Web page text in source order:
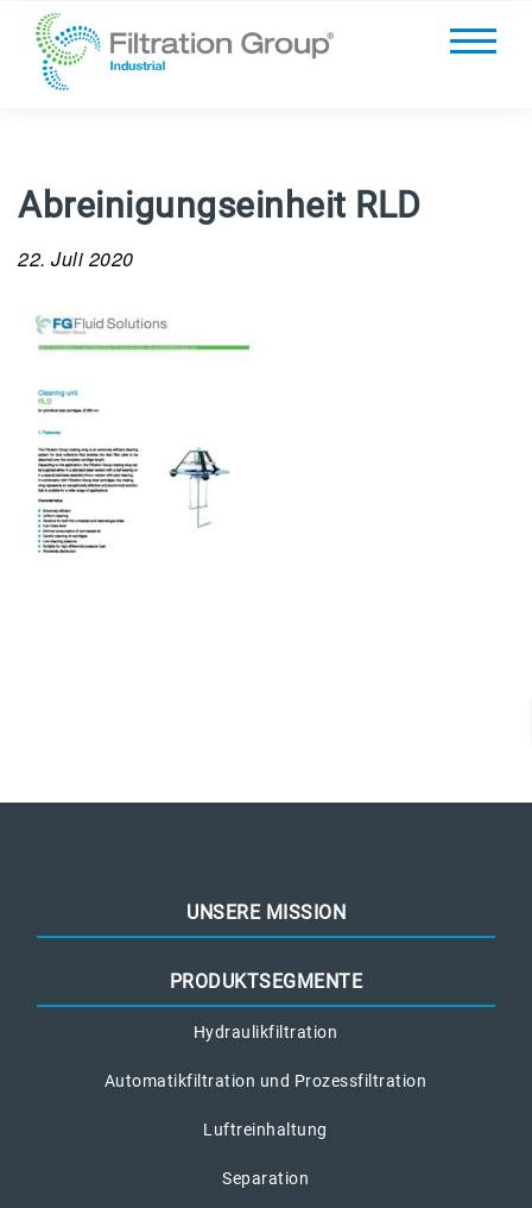
Abreinigungseinheit RLD
22. Juli 2020
UNSERE MISSION
PRODUKTSEGMENTE
Hydraulikfiltration
Automatikfiltration und Prozessfiltration
Luftreinhaltung
Separation